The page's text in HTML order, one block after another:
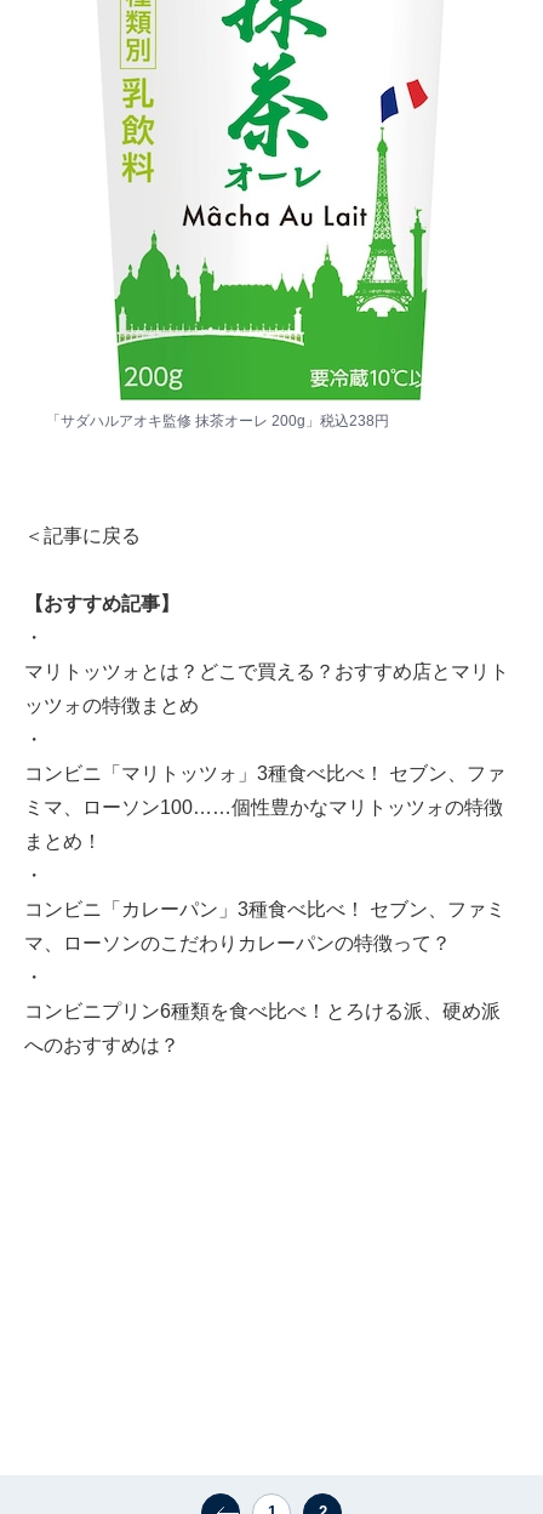
「サダハルアオキ監修 抹茶オーレ 200g」税込238円
＜記事に戻る
【おすすめ記事】
・
マリトッツォとは？どこで買える？おすすめ店とマリト
ッツォの特徴まとめ
・
コンビニ「マリトッツォ」3種食べ比べ！ セブン、ファ
ミマ、ローソン100……個性豊かなマリトッツォの特徴
まとめ！
・
コンビニ「カレーパン」3種食べ比べ！ セブン、ファミ
マ、ローソンのこだわりカレーパンの特徴って？
・
コンビニプリン6種類を食べ比べ！とろける派、硬め派
へのおすすめは？